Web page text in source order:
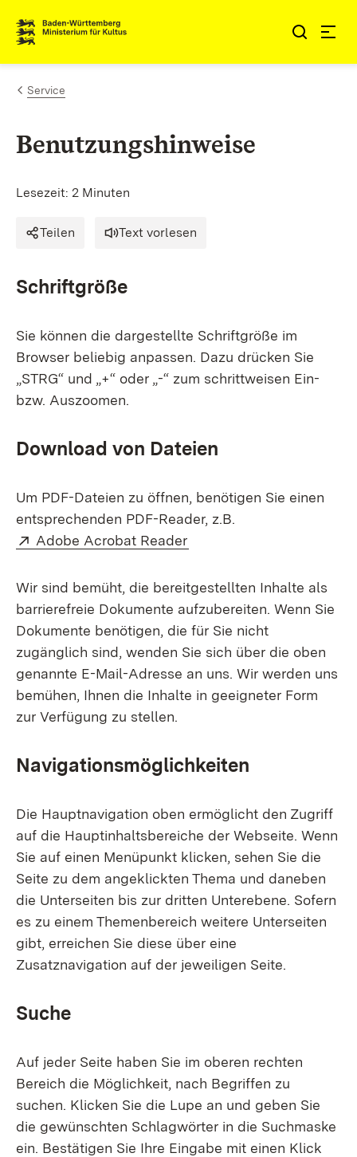
Zum Inhalt springen
Link zur Startseite
Service
Benutzungshinweise
Lesezeit: 2 Minuten
Teilen Text vorlesen
Schriftgröße
Sie können die dargestellte Schriftgröße im
Browser beliebig anpassen. Dazu drücken Sie
„STRG“ und „+“ oder „-“ zum schrittweisen Ein-
bzw. Auszoomen.
Download von Dateien
Um PDF-Dateien zu öffnen, benötigen Sie einen
entsprechenden PDF-Reader, z.B.
Extern:
Adobe Acrobat Reader
Wir sind bemüht, die bereitgestellten Inhalte als
barrierefreie Dokumente aufzubereiten. Wenn Sie
Dokumente benötigen, die für Sie nicht
zugänglich sind, wenden Sie sich über die oben
genannte E-Mail-Adresse an uns. Wir werden uns
bemühen, Ihnen die Inhalte in geeigneter Form
zur Verfügung zu stellen.
Navigationsmöglichkeiten
Die Hauptnavigation oben ermöglicht den Zugriff
auf die Hauptinhaltsbereiche der Webseite. Wenn
Sie auf einen Menüpunkt klicken, sehen Sie die
Seite zu dem angeklickten Thema und daneben
die Unterseiten bis zur dritten Unterebene. Sofern
es zu einem Themenbereich weitere Unterseiten
gibt, erreichen Sie diese über eine
Zusatznavigation auf der jeweiligen Seite.
Suche
Auf jeder Seite haben Sie im oberen rechten
Bereich die Möglichkeit, nach Begriffen zu
suchen. Klicken Sie die Lupe an und geben Sie
die gewünschten Schlagwörter in die Suchmaske
ein. Bestätigen Sie Ihre Eingabe mit einen Klick